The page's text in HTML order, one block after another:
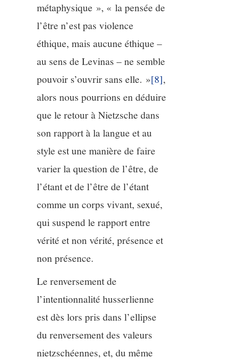
métaphysique », « la pensée de
l’être n’est pas violence
éthique, mais aucune éthique –
au sens de Levinas – ne semble
pouvoir s’ouvrir sans elle. »[8],
alors nous pourrions en déduire
que le retour à Nietzsche dans
son rapport à la langue et au
style est une manière de faire
varier la question de l’être, de
l’étant et de l’être de l’étant
comme un corps vivant, sexué,
qui suspend le rapport entre
vérité et non vérité, présence et
non présence.
Le renversement de
l’intentionnalité husserlienne
est dès lors pris dans l’ellipse
du renversement des valeurs
nietzschéennes, et, du même